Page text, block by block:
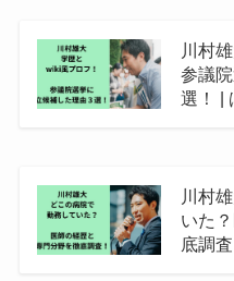
川村
参議
選！ |
川村
いた
底調